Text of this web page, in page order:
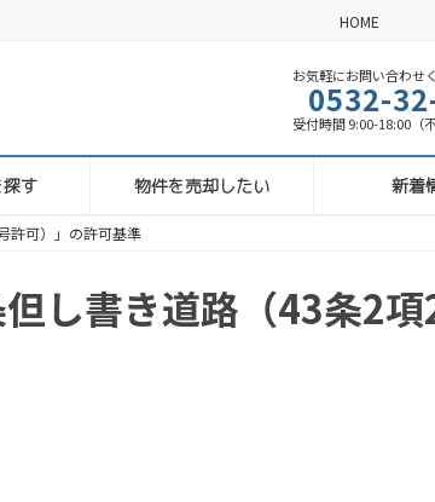
HOME
お気軽にお問い合わせく
0532-
受付時間 9:00-18:00（不
す 物件を売却したい 新着
許可）」の許可基準
し書き道路（43条2